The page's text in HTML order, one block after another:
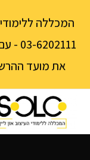
המכללה
את מועד